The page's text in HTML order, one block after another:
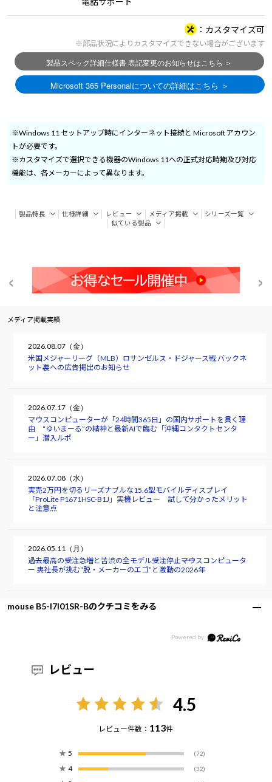
カスタマイズ可
※部品状況によりカスタマイズできない場合がございます
※Windows 11 セットアップ時にインターネット接続と Microsoft アカウン
トが必要です。
※カスタマイズで選択できる機器のWindows 11への正式対応時期及び対応
機能は、各メーカーによって異なります。
製品特長 仕様詳細 レビュー メディア掲載
シリーズ一覧
似ている製品
メディア掲載実績
2026.08.07（金）
米国メジャーリーグ（MLB）ロサンゼルス・ドジャース戦 バックネ
ット裏への広告掲出のお知らせ
2026.07.17（金）
マウスコンピューターが「24時間365日」の国内サポートを貫く理
由 “ゆいまーる”の精神と最新AIで臨む「沖縄コンタクトセンタ
ー」潜入ルポ
2026.07.08（水）
実売2万円を切るリーズナブルな15.6型モバイルディスプレイ
「ProLite P1671HSC-B1J」実機レビュー 試して分かったメリット
と注意点
2026.05.11（月）
過去最高の受注急増と苦渋の全モデル受注停止――マウスコンピュータ
ー 軣社長が挑む“脱・メーカーのエゴ”と激動の2026年
mouse B5-I7I01SR-Bのクチコミをみる
レビュー
4.5
レビュー件数： 113件
★ 5 (72)
★ 4 (32)